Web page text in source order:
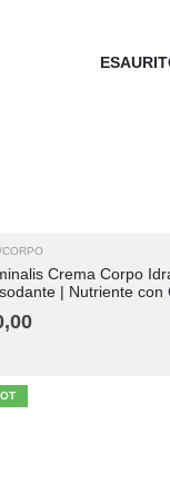
Crema Corpo
| Nutriente con